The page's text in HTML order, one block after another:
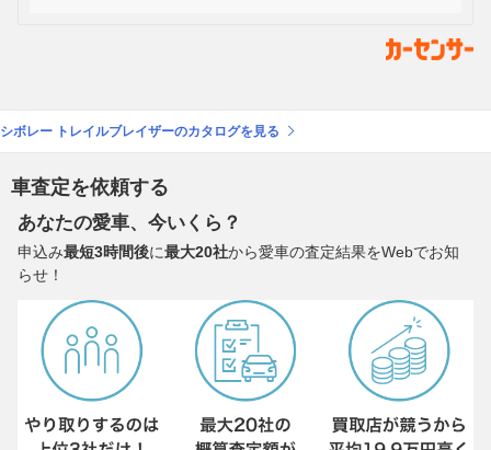
シボレー トレイルブレイザーのカタログを見る
車査定を依頼する
あなたの愛車、今いくら？
申込み最短3時間後に最大20社から愛車の査定結果をWebでお知
らせ！